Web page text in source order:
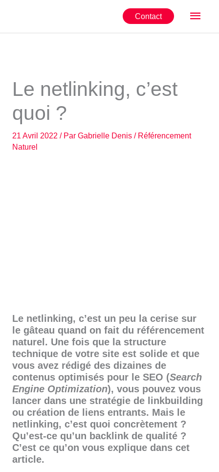
Contact
Le netlinking, c’est
quoi ?
21 Avril 2022/ ParGabrielle Denis/ Référencement
Naturel
Le netlinking, c’est un peu la cerise sur
le gâteau quand on fait du référencement
naturel. Une fois que la structure
technique de votre site est solide et que
vous avez rédigé des dizaines de
contenus optimisés pour le SEO (Search
Engine Optimization), vous pouvez vous
lancer dans une stratégie de linkbuilding
ou création de liens entrants. Mais le
netlinking, c’est quoi concrètement ?
Qu’est-ce qu’un backlink de qualité ?
C’est ce qu’on vous explique dans cet
article.